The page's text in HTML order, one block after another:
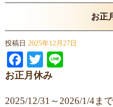
お正
投稿日 2025年12月27日
Facebook
Twitter
お正月休み
2025/12/31～2026/1/4ま